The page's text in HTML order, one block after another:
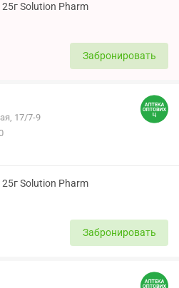
Solution Pharm
Забронировать
17/7-9
Solution Pharm
Забронировать